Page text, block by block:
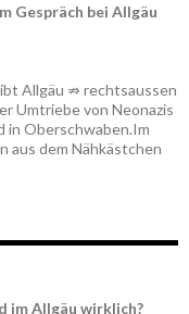
Gespräch bei Allgäu
Allgäu ⇏ rechtsaussen
Umtriebe von Neonazis
in Oberschwaben.Im
aus dem Nähkästchen
im Allgäu wirklich?